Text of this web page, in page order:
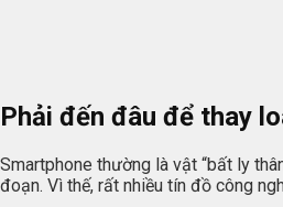
Phải đến đâu để thay
Smartphone thường là vật “bất ly
đoạn. Vì thế, rất nhiều tín đồ công